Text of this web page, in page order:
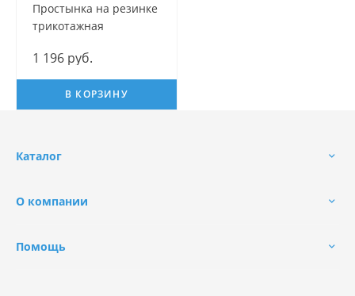
Простынка на резинке
трикотажная
1 196 руб.
В КОРЗИНУ
Каталог
О компании
Помощь